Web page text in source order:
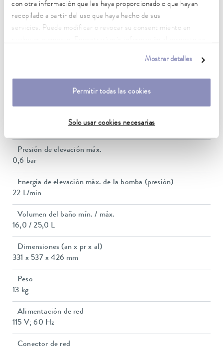
con otra información que les haya proporcionado o que hayan
recopilado a partir del uso que haya hecho de sus
servicios. Puede modificar o revocar su consentimiento en
Mostrar detalles
Permitir todas las cookies
Solo usar cookies necesarias
Estabilidad de temperatura
0.01 ± K
Consumo eléctrico máx.
Consumo de corriente
Presión de elevación máx.
0,6 bar
Energía de elevación máx. de la bomba (presión)
22 L/min
Volumen del baño mín. / máx.
16,0 / 25,0 L
Dimensiones (an x pr x al)
331 x 537 x 426 mm
Peso
13 kg
Alimentación de red
115 V; 60 Hz
Conector de red